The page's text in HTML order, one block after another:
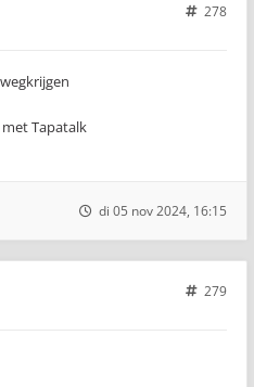
278
Tapatalk
di 05 nov 2024, 16:15
279